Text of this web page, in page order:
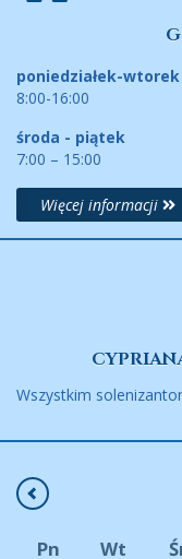
poniedziałek-wtorek
8:00-16:00
środa - piątek
7:00 – 15:00
Więcej informacji
Wszystkim
Pn Wt